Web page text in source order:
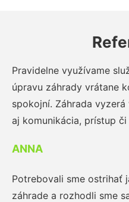
Pravidelne využívame
úpravu záhrady vrátane
spokojní. Záhrada
aj komunikácia, prístup či
ANNA
Potrebovali sme ostrihať
záhrade a rozhodli sme